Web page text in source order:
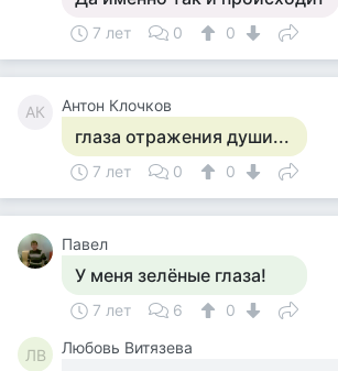
7 лет 0 0
АК Антон Клочков
глаза отражения души...
7 лет 0 0
Павел
У меня зелёные глаза!
7 лет 6 0
ЛВ Любовь Витязева